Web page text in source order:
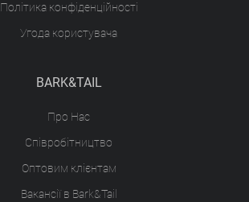
Політика конфіденційності
Угода користувача
BARK&TAIL
Про Нас
Співробітництво
Оптовим клієнтам
Вакансії в Bark&Tail